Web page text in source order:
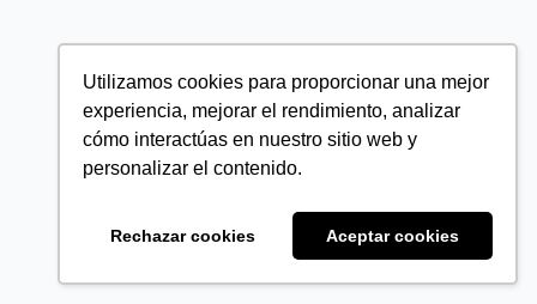
Utilizamos cookies para proporcionar una mejor
experiencia, mejorar el rendimiento, analizar
cómo interactúas en nuestro sitio web y
personalizar el contenido.
Rechazar cookies Aceptar cookies